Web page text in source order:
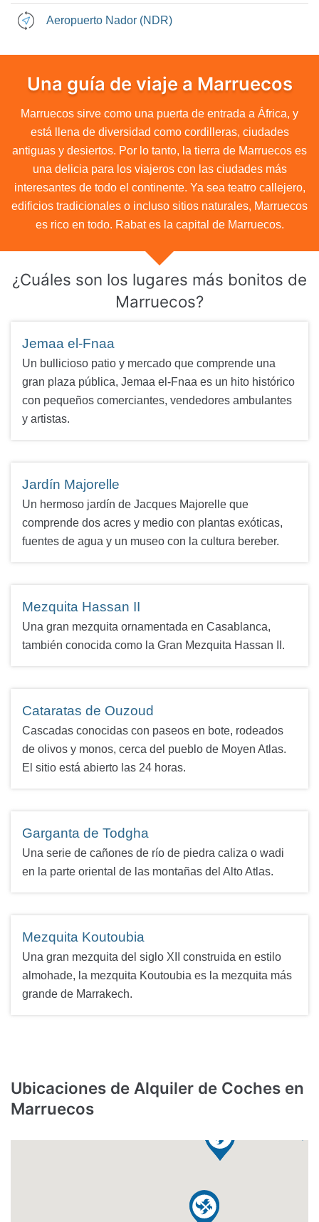
Aeropuerto Nador (NDR)
Una guía de viaje a Marruecos
Marruecos sirve como una puerta de entrada a África, y
está llena de diversidad como cordilleras, ciudades
antiguas y desiertos. Por lo tanto, la tierra de Marruecos es
una delicia para los viajeros con las ciudades más
interesantes de todo el continente. Ya sea teatro callejero,
edificios tradicionales o incluso sitios naturales, Marruecos
es rico en todo. Rabat es la capital de Marruecos.
¿Cuáles son los lugares más bonitos de
Marruecos?
Jemaa el-Fnaa
Un bullicioso patio y mercado que comprende una
gran plaza pública, Jemaa el-Fnaa es un hito histórico
con pequeños comerciantes, vendedores ambulantes
y artistas.
Jardín Majorelle
Un hermoso jardín de Jacques Majorelle que
comprende dos acres y medio con plantas exóticas,
fuentes de agua y un museo con la cultura bereber.
Mezquita Hassan II
Una gran mezquita ornamentada en Casablanca,
también conocida como la Gran Mezquita Hassan II.
Cataratas de Ouzoud
Cascadas conocidas con paseos en bote, rodeados
de olivos y monos, cerca del pueblo de Moyen Atlas.
El sitio está abierto las 24 horas.
Garganta de Todgha
Una serie de cañones de río de piedra caliza o wadi
en la parte oriental de las montañas del Alto Atlas.
Mezquita Koutoubia
Una gran mezquita del siglo XII construida en estilo
almohade, la mezquita Koutoubia es la mezquita más
grande de Marrakech.
Ubicaciones de Alquiler de Coches en
Marruecos